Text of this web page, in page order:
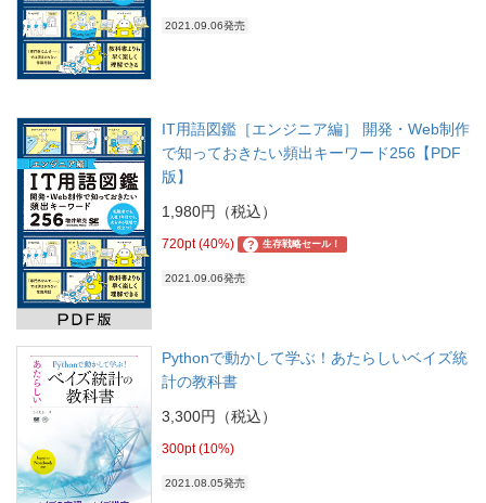
2021.09.06発売
IT用語図鑑［エンジニア編］ 開発・Web制作
で知っておきたい頻出キーワード256【PDF
版】
1,980円（税込）
720pt (40%) ? 生存戦略セール！
2021.09.06発売
Pythonで動かして学ぶ！あたらしいベイズ統
計の教科書
3,300円（税込）
300pt (10%)
2021.08.05発売